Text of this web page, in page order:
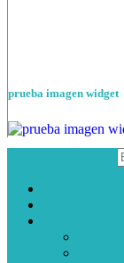
prueba imagen widget